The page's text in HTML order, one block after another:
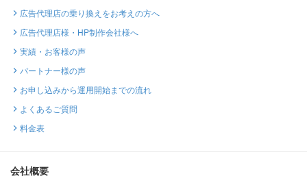
広告代理店の乗り換えをお考えの方へ
広告代理店様・HP制作会社様へ
実績・お客様の声
パートナー様の声
お申し込みから運用開始までの流れ
よくあるご質問
料金表
会社概要